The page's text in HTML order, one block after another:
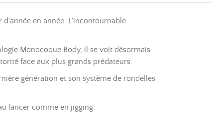
en année. L'incontournable
Monocoque Body, il se voit désormais
face aux plus grands prédateurs.
génération et son système de rondelles
lancer comme en jigging.